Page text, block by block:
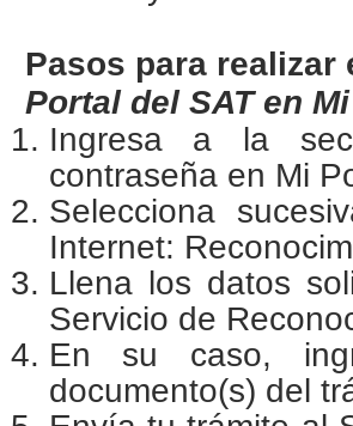
Pasos para realizar
Portal del SAT en
Ingresa a la
contraseña en Mi
Selecciona
Internet:
Llena los datos
Servicio de
En su caso,
documento(s) del